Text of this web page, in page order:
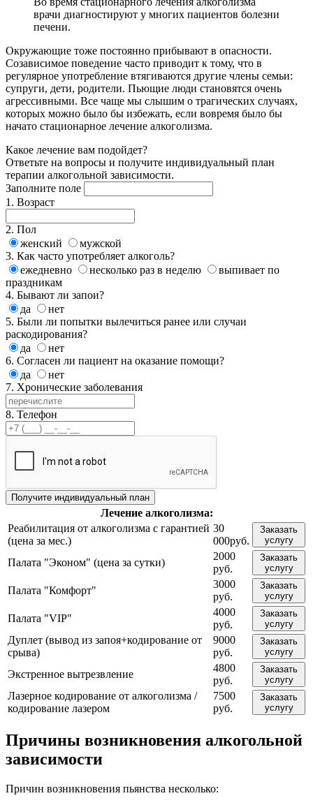
врачи диагностируют у многих пациентов болезни
печени.
Окружающие тоже постоянно прибывают в опасности.
Созависимое поведение часто приводит к тому, что в
регулярное употребление втягиваются другие члены семьи:
супруги, дети, родители. Пьющие люди становятся очень
агрессивными. Все чаще мы слышим о трагических случаях,
которых можно было бы избежать, если вовремя было бы
начато стационарное лечение алкоголизма.
Какое лечение вам подойдет?
Ответьте на вопросы и получите индивидуальный план
терапии алкогольной зависимости.
Заполните поле
1. Возраст
2. Пол
женский
мужской
3. Как часто употребляет алкоголь?
ежедневно
несколько раз в неделю
выпивает по
праздникам
4. Бывают ли запои?
да
нет
5. Были ли попытки вылечиться ранее или случаи
раскодирования?
да
нет
6. Согласен ли пациент на оказание помощи?
да
нет
7. Хронические заболевания
8. Телефон
Лечение алкоголизма:
Реабилитация от алкоголизма с гарантией
(цена за мес.)
30
000руб.
Заказать
услугу
Палата "Эконом" (цена за сутки)
2000
руб.
Заказать
услугу
Палата "Комфорт"
3000
руб.
Заказать
услугу
Палата "VIP"
4000
руб.
Заказать
услугу
Дуплет (вывод из запоя+кодирование от
срыва)
9000
руб.
Заказать
услугу
Экстренное вытрезвление
4800
руб.
Заказать
услугу
Лазерное кодирование от алкоголизма /
кодирование лазером
7500
руб.
Заказать
услугу
Причины возникновения алкогольной
зависимости
Причин возникновения пьянства несколько: